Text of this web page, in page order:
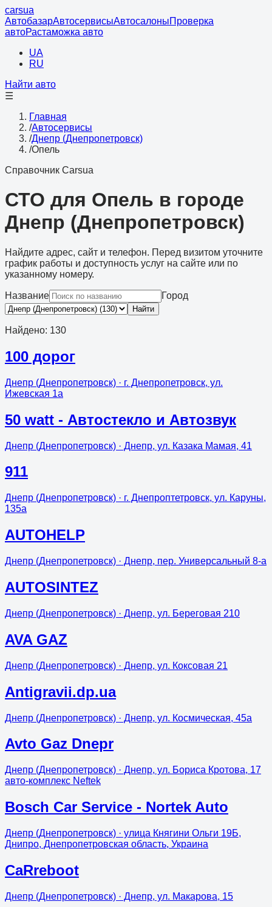
carsua
АвтобазарАвтосервисыАвтосалоныПроверка
автоРастаможка авто
UA
RU
Найти авто
☰
Главная
/Автосервисы
/Днепр (Днепропетровск)
/Опель
Справочник Carsua
СТО для Опель в городе
Днепр (Днепропетровск)
Найдите адрес, сайт и телефон. Перед визитом уточните
график работы и доступность услуг на сайте или по
указанному номеру.
Название Город
Найти
Найдено: 130
100 дорог
Днепр (Днепропетровск) · г. Днепропетровск, ул.
Ижевская 1а
50 watt - Автостекло и Автозвук
Днепр (Днепропетровск) · Днепр, ул. Казака Мамая, 41
911
Днепр (Днепропетровск) · г. Днепроптетровск, ул. Каруны,
135а
AUTOHELP
Днепр (Днепропетровск) · Днепр, пер. Универсальный 8-а
AUTOSINTEZ
Днепр (Днепропетровск) · Днепр, ул. Береговая 210
AVA GAZ
Днепр (Днепропетровск) · Днепр, ул. Коксовая 21
Antigravii.dp.ua
Днепр (Днепропетровск) · Днепр, ул. Космическая, 45а
Avto Gaz Dnepr
Днепр (Днепропетровск) · Днепр, ул. Бориса Кротова, 17
авто-комплекс Neftek
Bosch Car Service - Nortek Auto
Днепр (Днепропетровск) · улица Княгини Ольги 19Б,
Днипро, Днепропетровская область, Украина
CaRreboot
Днепр (Днепропетровск) · Днепр, ул. Макарова, 15